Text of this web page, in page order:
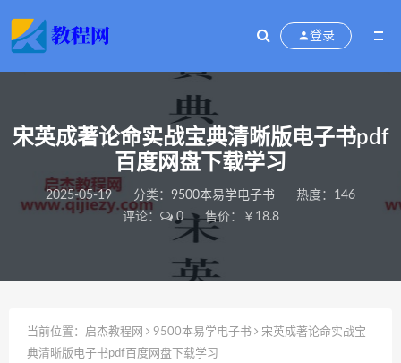
登录
宋英成著论命实战宝典清晰版电子书pdf
百度网盘下载学习
2025-05-19 分类： 9500本易学电子书
热度：146
评论：
0 售价：￥18.8
当前位置： 启杰教程网 9500本易学电子书
宋英成著论命实战宝
典清晰版电子书pdf百度网盘下载学习